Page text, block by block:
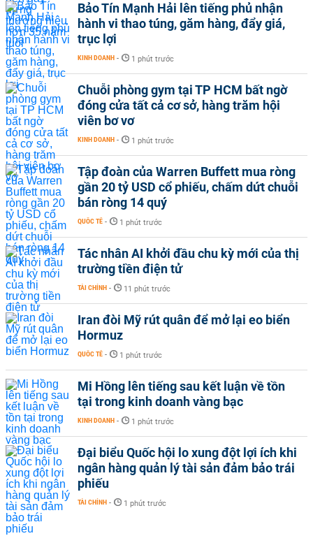
Bảo Tín Mạnh Hải lên tiếng phủ nhận
hành vi thao túng, găm hàng, đẩy giá,
trục lợi
KINH DOANH - 1 phút trước
Chuỗi phòng gym tại TP HCM bất ngờ
đóng cửa tất cả cơ sở, hàng trăm hội
viên bơ vơ
KINH DOANH - 1 phút trước
Tập đoàn của Warren Buffett mua ròng
gần 20 tỷ USD cổ phiếu, chấm dứt chuỗi
bán ròng 14 quý
QUỐC TẾ - 1 phút trước
Tác nhân AI khởi đầu chu kỳ mới của thị
trường tiền điện tử
TÀI CHÍNH - 11 phút trước
Iran đòi Mỹ rút quân để mở lại eo biển
Hormuz
QUỐC TẾ - 1 phút trước
Mi Hồng lên tiếng sau kết luận về tồn
tại trong kinh doanh vàng bạc
KINH DOANH - 1 phút trước
Đại biểu Quốc hội lo xung đột lợi ích khi
ngân hàng quản lý tài sản đảm bảo trái
phiếu
TÀI CHÍNH - 1 phút trước